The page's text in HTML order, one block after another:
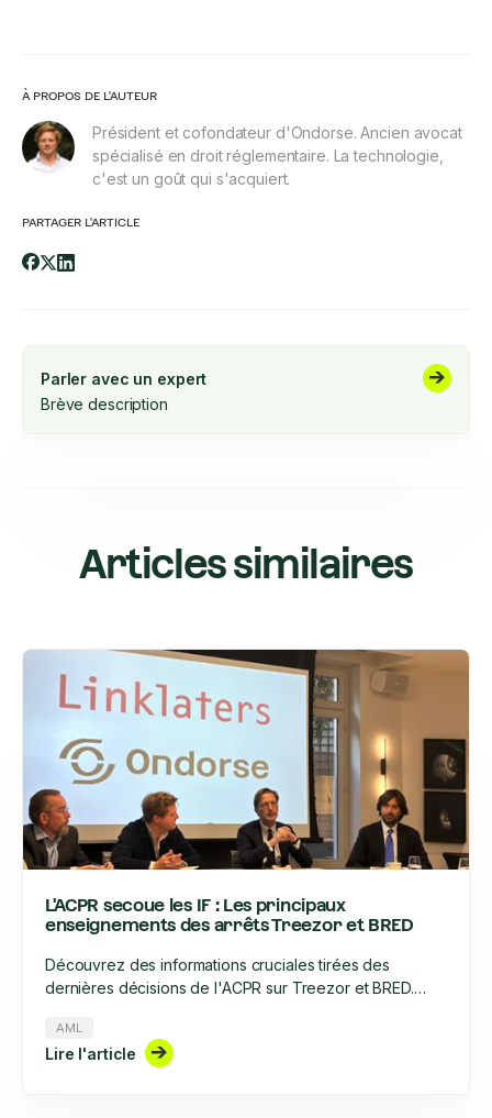
À PROPOS DE L'AUTEUR
Président et cofondateur d'Ondorse. Ancien avocat
spécialisé en droit réglementaire. La technologie,
c'est un goût qui s'acquiert.
PARTAGER L'ARTICLE
Parler avec un expert
Brève description
Articles similaires
L'ACPR secoue les IF : Les principaux
enseignements des arrêts Treezor et BRED
Découvrez des informations cruciales tirées des
dernières décisions de l'ACPR sur Treezor et BRED.
blanchiment d'argent et le financement du terrorisme, à
optimiser vos processus de connaissance du client et à
AML
Lire l'article